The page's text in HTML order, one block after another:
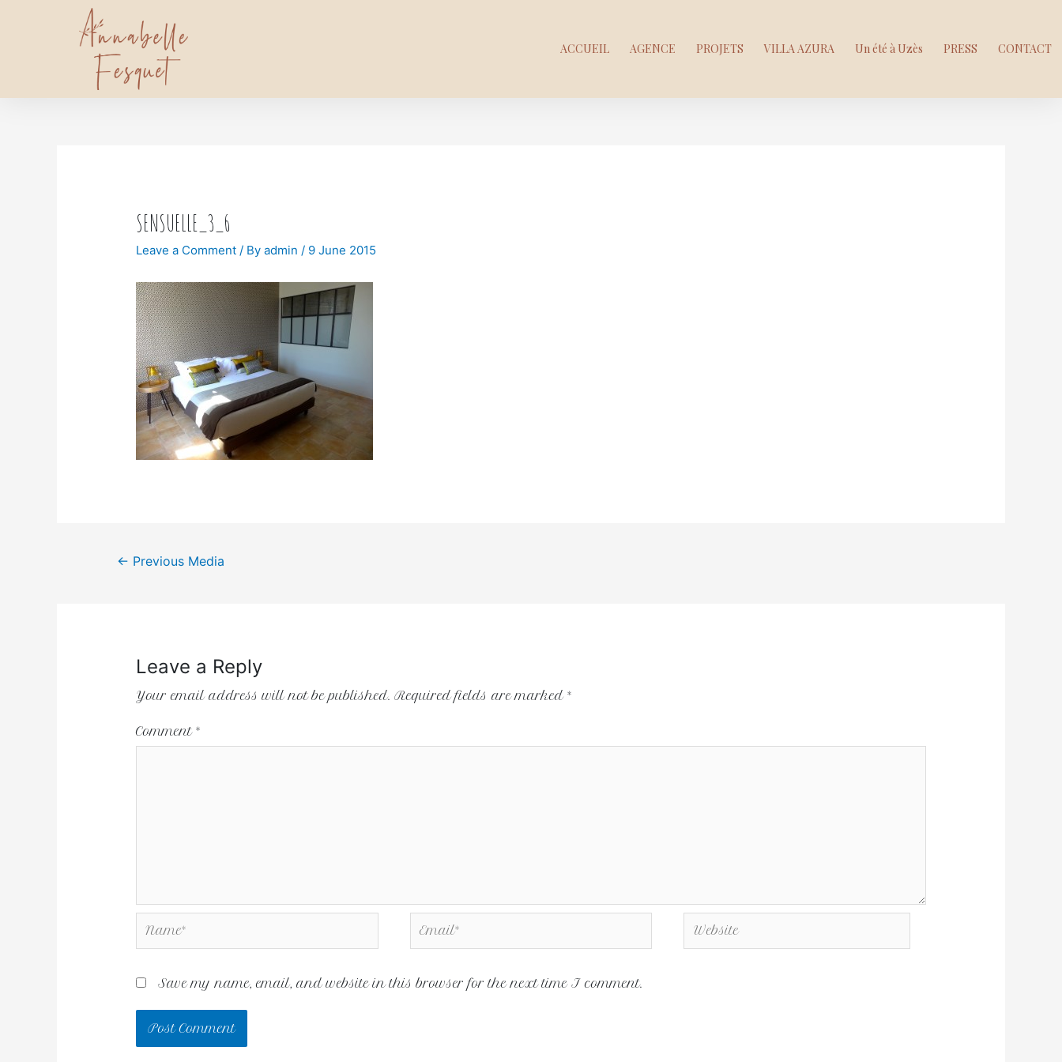
ACCUEIL AGENCE PROJETS VILLA AZURA Un été à Uzès PRESS CONTACT
SENSUELLE_3_6
Leave a Comment / Byadmin/ 9 June 2015
← Previous Media
Leave a Reply
Your email address will not be published. Required fields are marked*
Comment*
Save my name, email, and website in this browser for the next time I comment.